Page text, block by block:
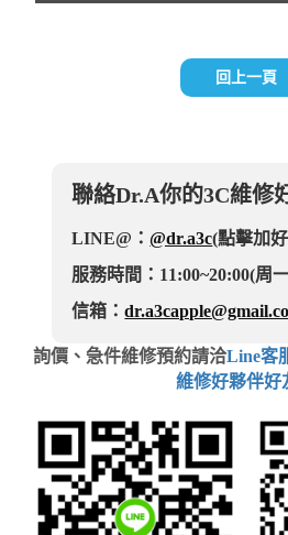
回上一頁
聯絡Dr.A你的3C維修
LINE@：@dr.a3c(點擊加
服務時間：11:00~20:00(周
信箱：
詢價、急件維修預約請洽Line客
維修好夥伴好